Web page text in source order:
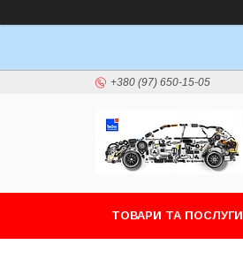
+380 (97) 650-15-05
ТОВАРИ ТА ПОСЛУГИ